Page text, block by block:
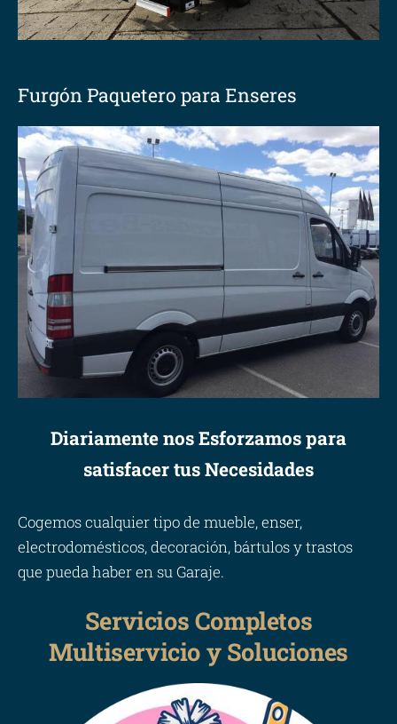
Furgón Paquetero para Enseres
Diariamente nos Esforzamos para
satisfacer tus Necesidades
Cogemos cualquier tipo de mueble, enser,
electrodomésticos, decoración, bártulos y trastos
que pueda haber en su Garaje.
Servicios Completos
Multiservicio y Soluciones